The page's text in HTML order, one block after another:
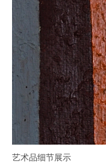
艺术品细节展示